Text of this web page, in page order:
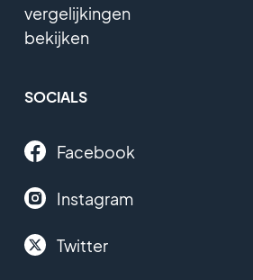
vergelijkingen
bekijken
SOCIALS
Facebook
Instagram
Twitter